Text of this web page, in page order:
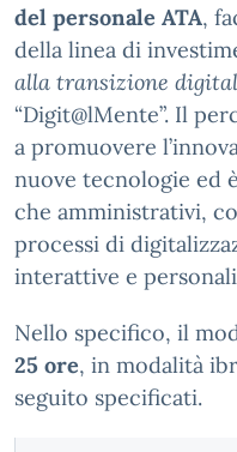
del personale ATA,
della linea di
alla transizione
“Digit@lMente”. Il
a promuovere
nuove tecnologie ed è
che amministrativi,
processi di
interattive e
Nello specifico, il
25 ore, in modalità
seguito specificati.